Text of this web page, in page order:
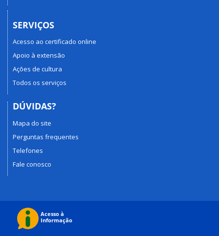
SERVIÇOS
Acesso ao certificado online
Apoio à extensão
Ações de cultura
Todos os serviços
DÚVIDAS?
Mapa do site
Perguntas frequentes
Telefones
Fale conosco